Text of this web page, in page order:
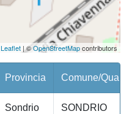
Leaflet| ©OpenStreetMapcontributors
Provincia Comune/
Sondrio SONDRIO